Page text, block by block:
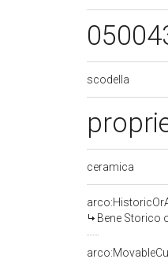
scodella
ceramica
Bene Storico